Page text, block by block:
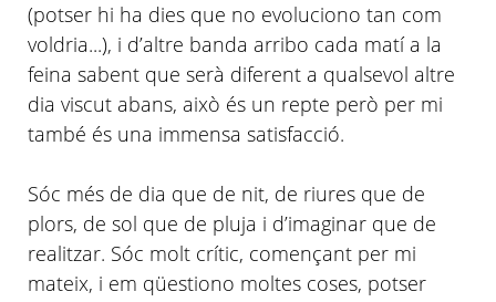
(potser hi ha dies que no evoluciono tan com
voldria...), i d’altre banda arribo cada matí a la
feina sabent que serà diferent a qualsevol altre
dia viscut abans, això és un repte però per mi
també és una immensa satisfacció.
Sóc més de dia que de nit, de riures que de
plors, de sol que de pluja i d’imaginar que de
realitzar. Sóc molt crític, començant per mi
mateix, i em qüestiono moltes coses, potser